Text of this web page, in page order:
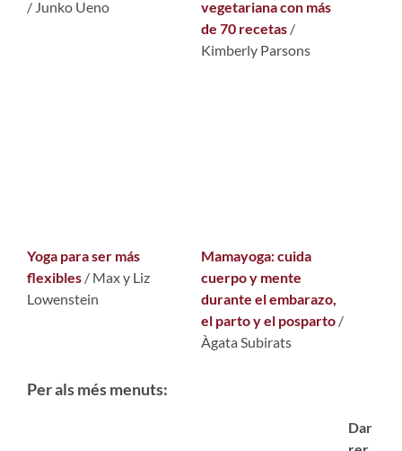
/ Junko Ueno
vegetariana con más
de 70 recetas /
Kimberly Parsons
Yoga para ser más
flexibles / Max y Liz
Lowenstein
Mamayoga: cuida
cuerpo y mente
durante el embarazo,
el parto y el posparto /
Àgata Subirats
Per als més menuts:
Dar